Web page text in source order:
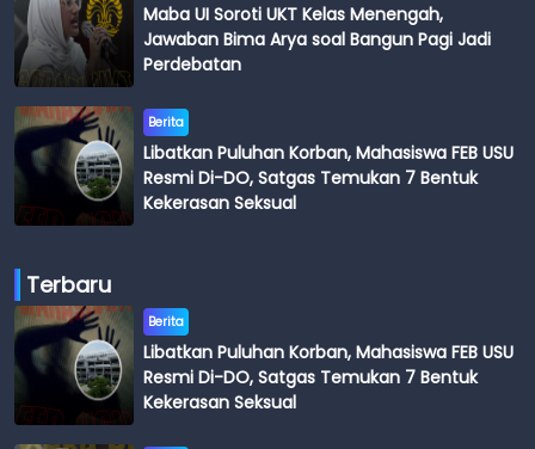
Maba UI Soroti UKT Kelas Menengah,
Jawaban Bima Arya soal Bangun Pagi Jadi
Perdebatan
Berita
Libatkan Puluhan Korban, Mahasiswa FEB USU
Resmi Di-DO, Satgas Temukan 7 Bentuk
Kekerasan Seksual
Terbaru
Berita
Libatkan Puluhan Korban, Mahasiswa FEB USU
Resmi Di-DO, Satgas Temukan 7 Bentuk
Kekerasan Seksual